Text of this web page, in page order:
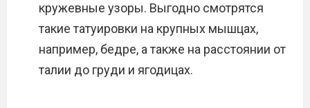
кружевные узоры. Выгодно смотрятся
такие татуировки на крупных мышцах,
например, бедре, а также на расстоянии от
талии до груди и ягодицах.